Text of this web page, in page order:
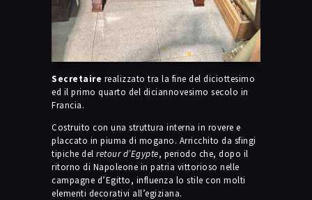
Secretaire realizzato tra la fine del diciottesimo
ed il primo quarto del diciannovesimo secolo in
Francia.
Costruito con una struttura interna in rovere e
placcato in piuma di mogano. Arricchito da sfingi
tipiche del retour d’Egypte, periodo che, dopo il
ritorno di Napoleone in patria vittorioso nelle
campagne d’Egitto, influenza lo stile con molti
elementi decorativi all’egiziana.